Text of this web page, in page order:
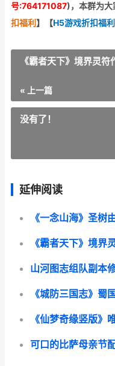
号:764171087)，本群为大
扣福利 】 【H5游戏折扣福利
《霸者天下》境界灵
« 上一篇
没有了！
延伸阅读
《一念山海》圣树